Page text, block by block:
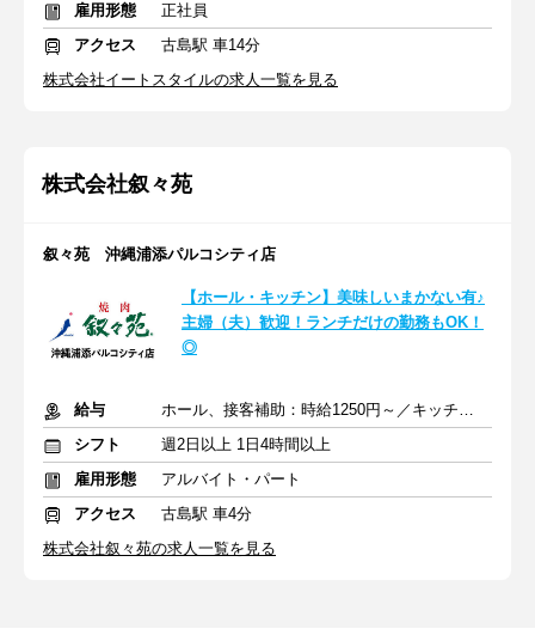
雇用形態
正社員
アクセス
古島駅 車14分
株式会社イートスタイルの求人一覧を見る
株式会社叙々苑
叙々苑 沖縄浦添パルコシティ店
【ホール・キッチン】美味しいまかない有♪
主婦（夫）歓迎！ランチだけの勤務もOK！
◎
給与
ホール、接客補助：時給1250円～／キッチン：時給1250円～
シフト
週2日以上 1日4時間以上
雇用形態
アルバイト・パート
アクセス
古島駅 車4分
株式会社叙々苑の求人一覧を見る